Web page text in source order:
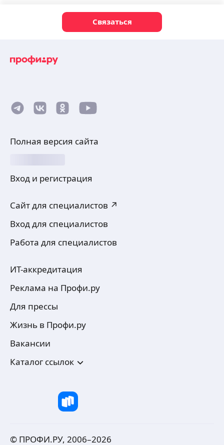
Связаться
Полная версия сайта
Вход и регистрация
Сайт для специалистов ↗
Вход для специалистов
Работа для специалистов
ИТ-аккредитация
Реклама на Профи.ру
Для прессы
Жизнь в Профи.ру
Вакансии
Каталог ссылок
© ПРОФИ.РУ, 2006–2026